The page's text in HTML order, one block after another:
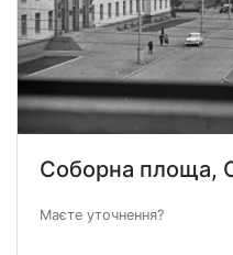
Соборна площа,
Маєте уточнення?
Donate
Support
Share